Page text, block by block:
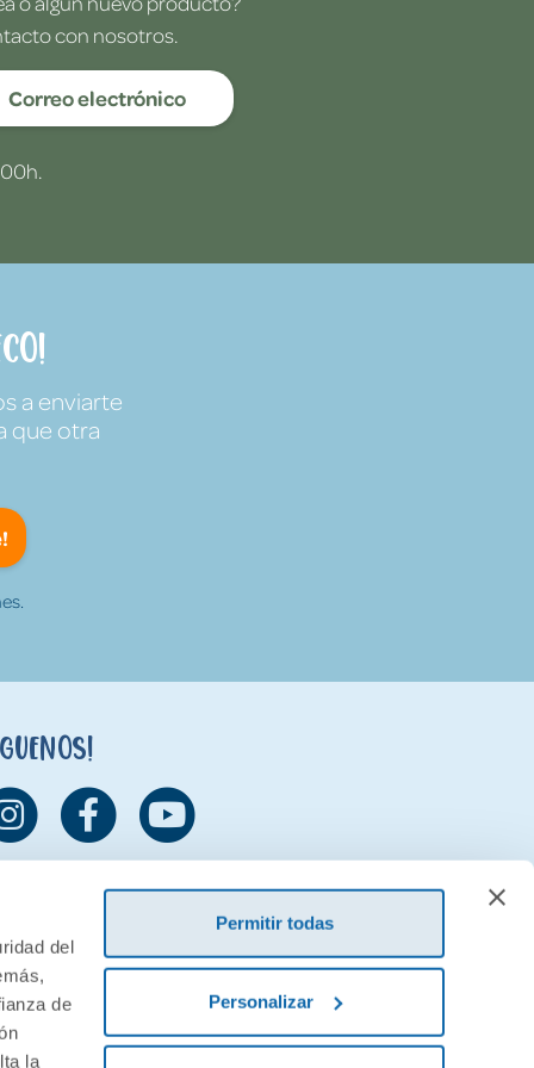
del
de
la
Permitir todas
Personalizar
con nosotros.
Correo electrónico
a enviarte
que otra